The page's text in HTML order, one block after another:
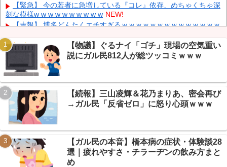
削除」台風13号「三峡ダム接近中」→ NEW!
Powered by livedoor 相互RSS
【緊急】 今の若者に急増している『コレ』依存、めちゃくちゃ深
刻な模様w w w w w w w w w w NEW!
【吉報】 博多どんたくエチすぎるｗｗｗｗｗｗｗｗｗｗｗｗｗｗ
【画像】 福原遥さん、意外とあるｗ
NEW!
【まとめ】新作ソシャゲ『幻想水滸伝スターリープ』リセマラ勢
の実態→SSR確率5%で60連沼るVIPPERｗｗｗ
【悲報】メイドインアビス主題歌にVTuber起用→VIPPER「豚以
外の誰が望んでるんだよ」でスレ大荒れｗｗｗ NEW!
【保存版】NGT48歴代センター12曲全まとめ→中井・荻野から北
村優羽まで世代交代史ｗ NEW!
Powered by livedoor 相互RSS
【物議】ぐるナイ「ゴチ」現場の空気重い
説にガル民812人が総ツッコミｗｗｗ
【続報】三山凌輝＆花乃まりあ、密会再び
→ガル民「反省ゼロ」に怒り心頭ｗｗｗ
【ガル民の本音】橋本病の症状・体験談28
選｜疲れやすさ・チラーヂンの飲み方まと
め